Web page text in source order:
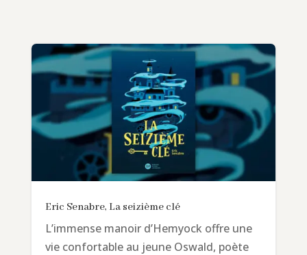
Eric Senabre, La seizième clé
L’immense manoir d’Hemyock offre une
vie confortable au jeune Oswald, poète